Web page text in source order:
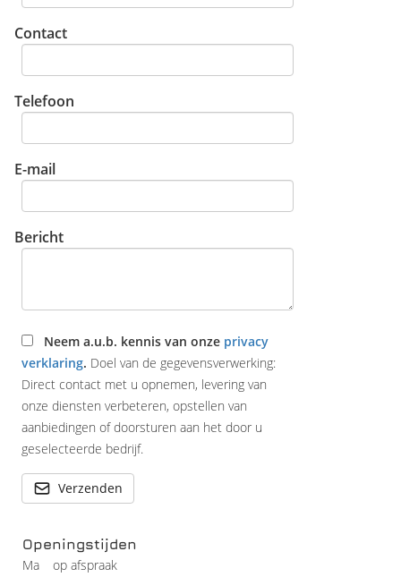
Contact
Telefoon
E-mail
Bericht
Neem a.u.b. kennis van onze privacy
verklaring. Doel van de gegevensverwerking:
Direct contact met u opnemen, levering van
onze diensten verbeteren, opstellen van
aanbiedingen of doorsturen aan het door u
geselecteerde bedrijf.
Verzenden
Openingstijden
Ma
op afspraak